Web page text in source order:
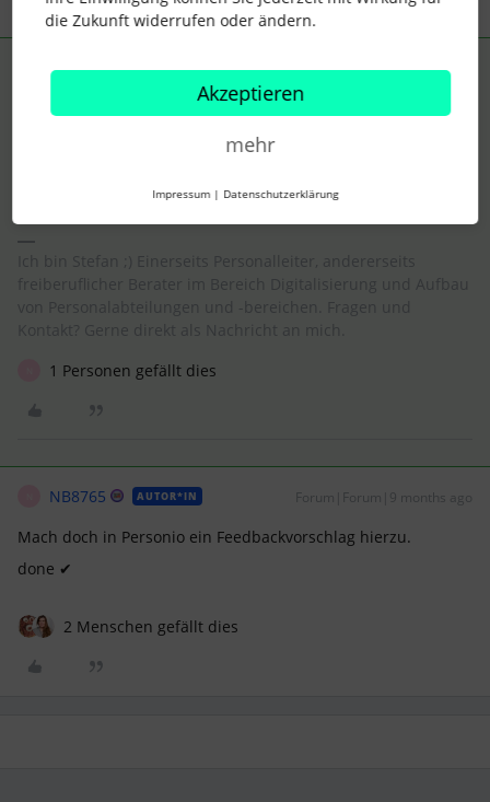
2 Antworten Älteste zuerst
KiCa_SK Forum|Forum|9 months ago
Hallo,
leider gibt es hier keine Sortierung, hielt ich dies auch für ein
Feedbackvorschlag hierzu.
1 Personen gefällt dies
NB8765 AUTOR*IN Forum|Forum|9 months ago
Mach doch in Personio ein Feedbackvorschlag hierzu.
done ✔
2 Menschen gefällt dies
die Zukunft widerrufen oder ändern.
Akzeptieren
mehr
Impressum | Datenschutzerklärung